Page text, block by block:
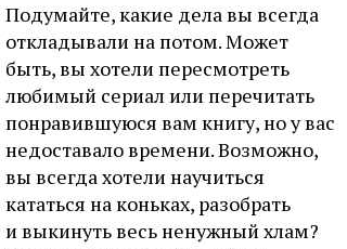
Подумайте, какие дела вы всегда
откладывали на потом. Может
быть, вы хотели пересмотреть
любимый сериал или перечитать
понравившуюся вам книгу, но у вас
недоставало времени. Возможно,
вы всегда хотели научиться
кататься на коньках, разобрать
и выкинуть весь ненужный хлам?